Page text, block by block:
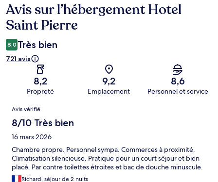
Avis
Avis sur l’hébergement Hotel
Saint Pierre
8,0 Très bien
721 avis
8,2
Propreté
9,2
Emplacement
8,6
Personnel et service
Avis
Avis vérifié
8/10 Très bien
16 mars 2026
Chambre propre. Personnel sympa. Commerces à proximité.
Climatisation silencieuse. Pratique pour un court séjour et bien
placé. Par contre toilettes étroites et bac de douche minuscule.
Richard, séjour de 2 nuits